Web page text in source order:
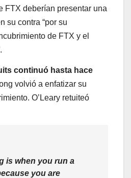
FTX deberían presentar una
su contra “por su
de FTX y el
continuó hasta hace
volvió a enfatizar su
O’Leary retuiteó
is when you run a
you are